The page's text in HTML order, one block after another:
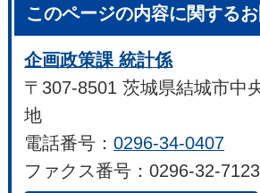
このページの内容に関する
企画政策課 統計係
〒307-8501 茨城県結城市中
地
電話番号：0296-34-0407
ファクス番号：0296-32-7123